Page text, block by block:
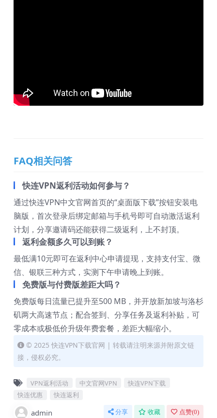
FAQ相关问答
快连VPN返利活动如何参与？
通过快连VPN中文官网首页的“桌面版下载”按钮安装电
脑版，首次登录后绑定邮箱与手机号即可自动激活返利
计划，分享邀请码还能获得二级返利，上不封顶。
返利金额多久可以到账？
最低满10元即可在返利中心申请提现，支持支付宝、微
信、银联三种方式，实测下午申请晚上到账。
免费版与付费版差距大吗？
免费版每日流量已提升至500 MB，并开放新加坡与洛杉
矶两大高速节点；配合签到、分享任务及返利补贴，可
零成本或极低价升级年费套餐，差距大幅缩小。
© 2025 快连VPN下载官网 | 转载请注明来源并附原文链
接，侵权必究。
VPN返利活动 中文官网VPN
快连VPN下载
快连优惠
快连返利
admin 分享 收藏 点赞(0)